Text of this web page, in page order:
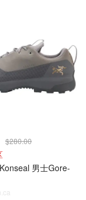
$280.00
Konseal 男士Gore-